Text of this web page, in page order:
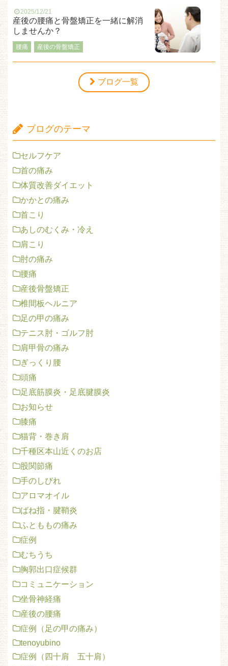
2025/12/21
産後の腰痛と骨盤矯正を一緒に解消
しませんか？
腰痛 産後の骨盤矯正
ブログ一覧
ブログのテーマ
セルフケア
首の痛み
体質改善ダイエット
かかとの痛み
首こり
あしのむくみ・冷え
肩こり
肘の痛み
腰痛
産後骨盤矯正
椎間板ヘルニア
足の甲の痛み
テニス肘・ゴルフ肘
肩甲骨の痛み
ぎっくり腰
頭痛
足底筋膜炎・足底腱膜炎
お知らせ
膝痛
猫背・巻き肩
千種区本山近くのお店
股関節痛
手のしびれ
アロマオイル
ばね指・腱鞘炎
ふとももの痛み
症例
むちうち
胸郭出口症候群
コミュニケーション
坐骨神経痛
産後の腰痛
症例（足の甲の痛み）
tenoyubino
症例（四十肩 五十肩）